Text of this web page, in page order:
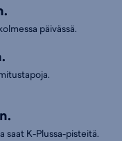
päivässä.
K-Plussa-pisteitä.